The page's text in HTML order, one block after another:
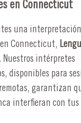
en Connecticut
una
Connecticut,
Nuestros intérpretes
disponibles para
garantizan
interfieran con tus